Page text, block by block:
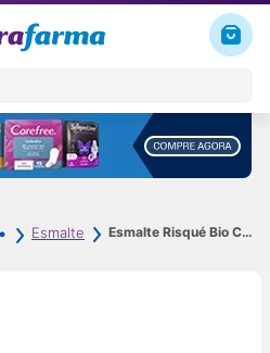
Esmalte Esmalte Risqué Bio Canela Cremoso Vegano 9ml